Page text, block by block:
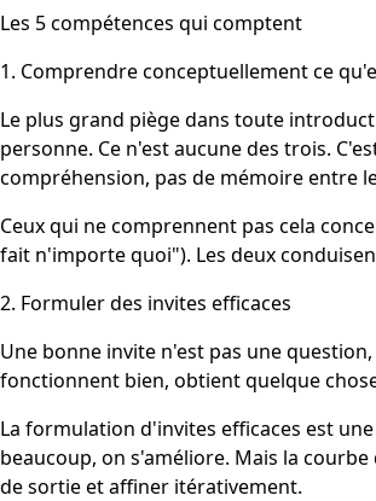
Les 5 compétences qui comptent
1. Comprendre conceptuellement ce
Le plus grand piège dans toute
personne. Ce n'est aucune des trois.
compréhension, pas de mémoire entre
Ceux qui ne comprennent pas cela
fait n'importe quoi"). Les deux
2. Formuler des invites efficaces
Une bonne invite n'est pas une
fonctionnent bien, obtient quelque
La formulation d'invites efficaces est
beaucoup, on s'améliore. Mais la
de sortie et affiner itérativement.